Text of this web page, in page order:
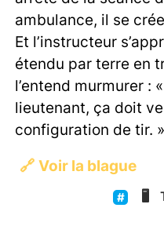
ambulance, il se
Et l’instructeur
étendu par terre en
l’entend murmurer :
lieutenant, ça doit
configuration de tir. »
🔗 Voir la blague
🖥️